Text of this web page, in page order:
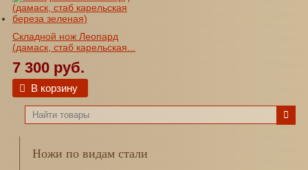
Складной нож Леопард
(дамаск, стаб карельская...
7 300 руб.
В корзину
Ножи по видам стали